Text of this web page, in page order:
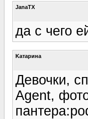
JanaTX
да с чего
Kатарина
Девочки,
Agent,